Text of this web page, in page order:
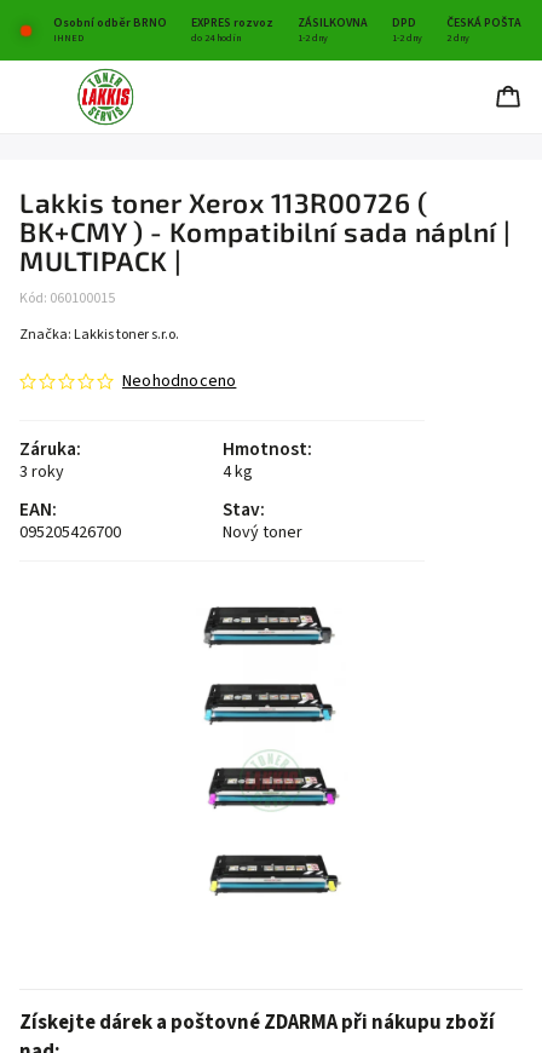
Osobní odběr BRNO EXPRES rozvoz ZÁSILKOVNA DPD ČESKÁ POŠTA
IHNED do 24 hodin 1-2 dny 1-2 dny 2 dny
Lakkis toner Xerox 113R00726 (
BK+CMY ) - Kompatibilní sada náplní |
MULTIPACK |
Kód: 060100015
Neohodnoceno
Záruka:
3 roky
Hmotnost:
4 kg
EAN:
095205426700
Stav:
Nový toner
Značka: Lakkis toner s.r.o.
Získejte dárek a poštovné ZDARMA při nákupu zboží